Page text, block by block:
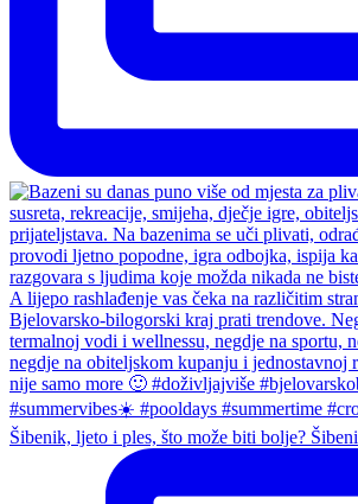
Šibenik, ljeto i ples, što može biti bolje? Šibeni